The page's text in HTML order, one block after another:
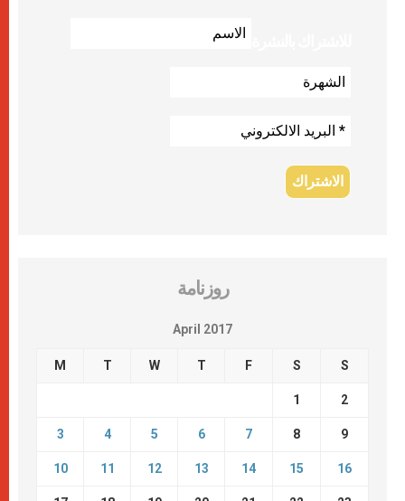
روزنامة
April 2017
M T W T F S S
1 2
3 4 5 6 7 8 9
10 11 12 13 14 15 16